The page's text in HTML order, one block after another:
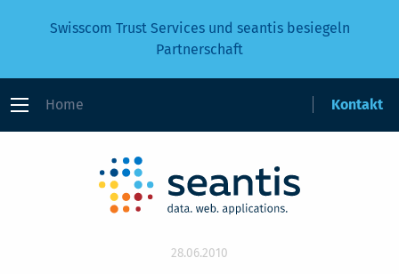
Swisscom Trust Services und seantis besiegeln
Partnerschaft
Home Kontakt
28.06.2010